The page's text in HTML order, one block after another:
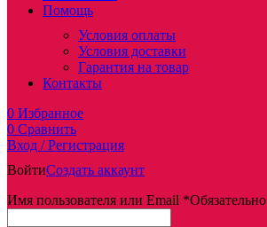
Помощь
Условия оплаты
Условия доставки
Гарантия на товар
Контакты
0 Избранное
0 Сравнить
Вход / Регистрация
ВойтиСоздать аккаунт
Имя пользователя или Email *Обязательно